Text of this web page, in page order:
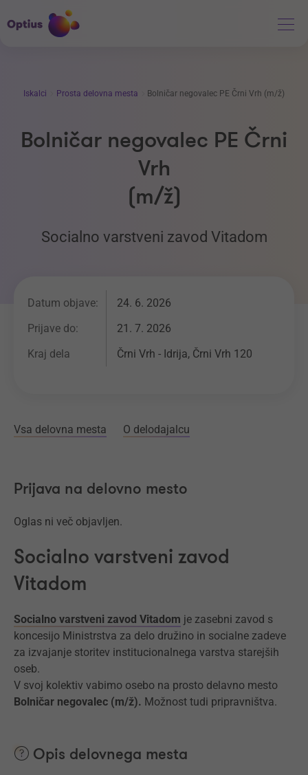
Iskalci Prosta delovna mesta Bolničar negovalec PE Črni Vrh (m/ž)
Bolničar negovalec PE Črni
Vrh
(m/ž)
Socialno varstveni zavod Vitadom
Datum objave:
24. 6. 2026
Prijave do:
21. 7. 2026
Kraj dela
Črni Vrh - Idrija, Črni Vrh 120
Vsa delovna mesta O delodajalcu
Prijava na delovno mesto
Oglas ni več objavljen.
Socialno varstveni zavod
Vitadom
Socialno varstveni zavod Vitadom je zasebni zavod s
koncesijo Ministrstva za delo družino in socialne zadeve
za izvajanje storitev institucionalnega varstva starejših
oseb.
V svoj kolektiv vabimo osebo na prosto delavno mesto
Bolničar negovalec (m/ž). Možnost tudi pripravništva.
Opis delovnega mesta